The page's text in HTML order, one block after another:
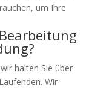
um Ihre
halten Sie über
Wir